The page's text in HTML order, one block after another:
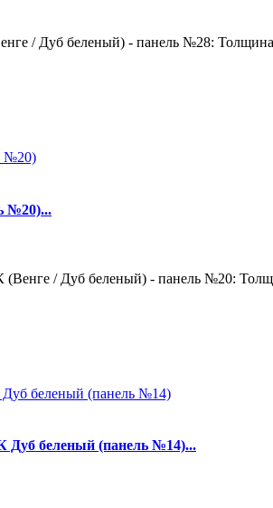
/ Дуб беленый) - панель №28:
№20)...
(Венге / Дуб беленый) - панель №20:
Дуб беленый (панель №14)...